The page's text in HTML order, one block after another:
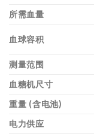
所需血量
血球容积
测量范围
血糖机尺寸
重量 (含电池)
电力供应